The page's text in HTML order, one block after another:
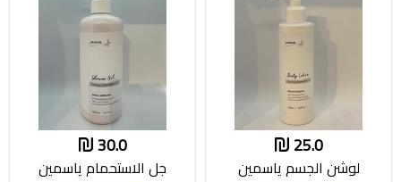
25.0
لوشن الجسم ياسمين
30.0
جل الاستحمام ياسمين